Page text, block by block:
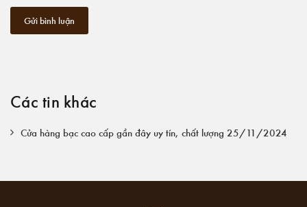
Gửi bình luận
Các tin khác
Cửa hàng bạc cao cấp gần đây uy tín, chất lượng 25/11/2024